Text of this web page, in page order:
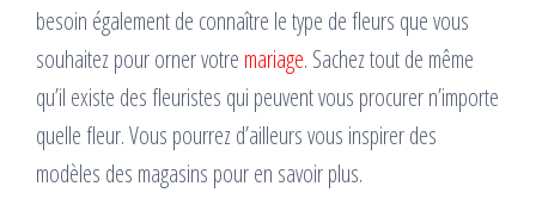
besoin également de connaître le type de fleurs que vous
souhaitez pour orner votre mariage. Sachez tout de même
qu’il existe des fleuristes qui peuvent vous procurer n’importe
quelle fleur. Vous pourrez d’ailleurs vous inspirer des
modèles des magasins pour en savoir plus.